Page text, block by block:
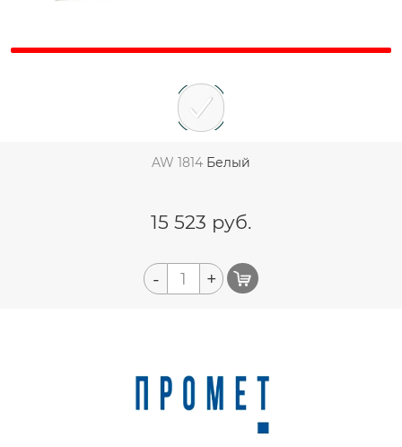
AW 1814 Белый
15 523 руб.
- +